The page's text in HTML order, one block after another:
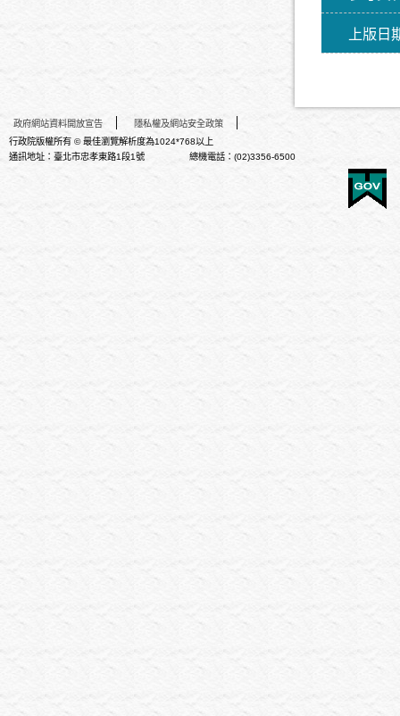
上版日
政府網站資料開放宣告
隱私權及網站安全政策
行政院版權所有 © 最佳瀏覽解析度為1024*768以上
通訊地址：臺北市忠孝東路1段1號 總機電話：(02)3356-6500